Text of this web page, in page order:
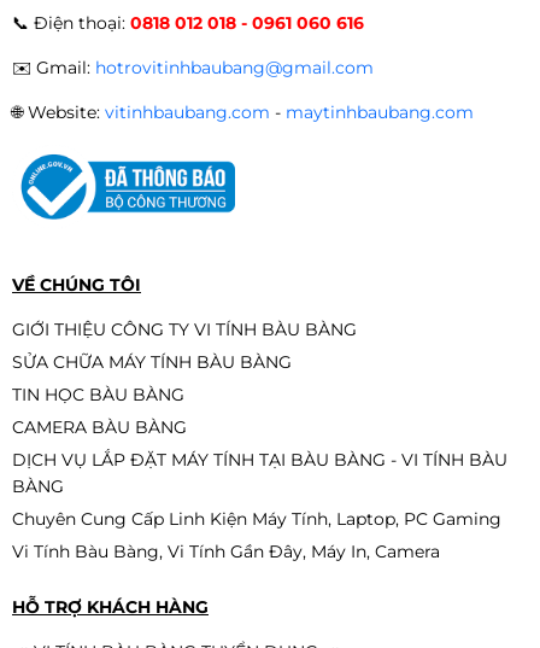
📞 Điện thoại: 0818 012 018 - 0961 060 616
✉️ Gmail: hotrovitinhbaubang@gmail.com
🌐Website: vitinhbaubang.com - maytinhbaubang.com
VỀ CHÚNG TÔI
GIỚI THIỆU CÔNG TY VI TÍNH BÀU BÀNG
SỬA CHỮA MÁY TÍNH BÀU BÀNG
TIN HỌC BÀU BÀNG
CAMERA BÀU BÀNG
DỊCH VỤ LẮP ĐẶT MÁY TÍNH TẠI BÀU BÀNG - VI TÍNH BÀU
BÀNG
Chuyên Cung Cấp Linh Kiện Máy Tính, Laptop, PC Gaming
Vi Tính Bàu Bàng, Vi Tính Gần Đây, Máy In, Camera
HỖ TRỢ KHÁCH HÀNG